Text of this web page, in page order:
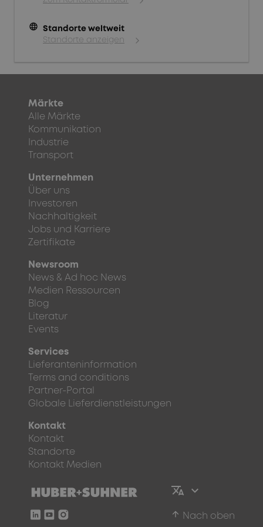
language
Standorte weltweit
Standorte anzeigen
Märkte
Alle Märkte
Kommunikation
Industrie
Transport
Unternehmen
Über uns
Investoren
Nachhaltigkeit
Jobs und Karriere
Zertifikate
Newsroom
News & Ad hoc News
Medien Ressourcen
Blog
Literatur
Events
Services
Lieferanteninformation
Terms and conditions
Partner-Portal
Globale Lieferdienstleistungen
Kontakt
Kontakt
Standorte
Kontakt Medien
arrow_upward Nach oben